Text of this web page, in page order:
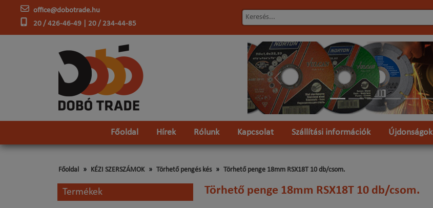
office@dobotrade.hu
20 / 426-46-49 | 20 / 234-44-85
Előző
Főoldal Hírek Rólunk Kapcsolat Szállítási információk Újdonságok
Főoldal KÉZI SZERSZÁMOK Törhető pengés kés Törhető penge 18mm RSX18T 10 db/csom.
Termékek Törhető penge 18mm RSX18T 10 db/csom.